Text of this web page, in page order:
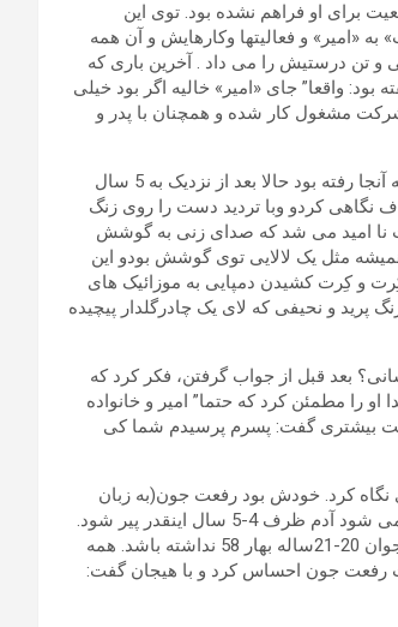
برای او فراهم نشده بود. توی این
«امیر» و فعالیتها وکارهایش و آن همه
تن درستیش را می داد . آخرین باری که
و گفته بود: واقعا” جای «امیر» خالیه اگر بود خیلی
شرکت مشغول کار شده و همچنان با پدر و
جلو در خانه رسید ساختمان همان ساختمان قدیمی ای بود که آخرین بار فروردین 58 به آنجا رفته بود حالا بعد از نزدیک به 5 سال
نگاهی کردو وبا تردید دست را روی زنگ
نا امید می شد که صدای زنی به گوشش
مثل یک لالایی توی گوشش بودو این
و کِرت کشیدن دمپایی به موزائیک های
و نحیفی که لای یک چادرگلدار پیچیده
بعد قبل از جواب گرفتن، فکر کرد که
را مطمئن کرد که حتما” امیر و خانواده
بیشتری گفت: پسرم پرسیدم شما کی
کرد. خودش بود رفعت جون(به زبان
امیرو مهتاب و آقای احسانی)، ولی چقدر تغییر کرده بود. پیر و شکسته شده بود، مگر می شود آدم ظرف 4-5 سال اینقدر پیر شود.
البته به ندرت به خودش توجه کرده بود شاید او هم خیلی تغییر کرده و هیچ شباهتی با جوان 20-21ساله بهار 58 نداشته باشد. همه
رفعت جون احساس کرد و با هیجان گفت: